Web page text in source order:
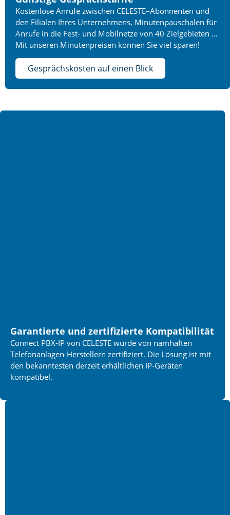
Kostenlose Anrufe zwischen CELESTE–Abonnenten und
den Filialen Ihres Unternehmens, Minutenpauschalen für
Anrufe in die Fest- und Mobilnetze von 40 Zielgebieten …
Mit unseren Minutenpreisen können Sie viel sparen!
Gesprächskosten auf einen Blick
Garantierte und zertifizierte Kompatibilität
Connect PBX-IP von CELESTE wurde von namhaften
Telefonanlagen-Herstellern zertifiziert. Die Lösung ist mit
den bekanntesten derzeit erhältlichen IP-Geräten
kompatibel.